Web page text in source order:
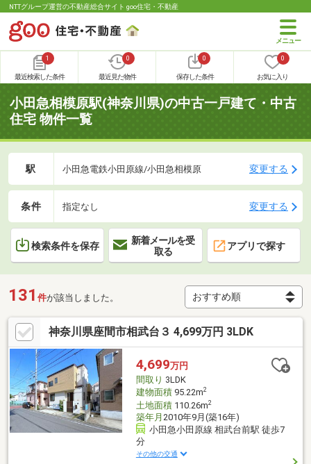
NTTグループ運営の不動産総合サイト goo住宅・不動産
1
最近検索した条件
0
最近見た物件
0
保存した条件
0
お気に入り
小田急相模原駅(神奈川県)の中古一戸建て・中古
住宅 物件一覧
駅 小田急電鉄小田原線/小田急相模原 変更する
条件 指定なし 変更する
検索条件を保存
新着メールを受
取る
アプリで探す
131 件が該当しました。
神奈川県座間市相武台３ 4,699万円 3LDK
4,699万円
間取り 3LDK
建物面積95.22m2
土地面積110.26m2
築年月 2010年9月(築16年)
小田急小田原線 相武台前駅 徒歩7
分
その他の交通